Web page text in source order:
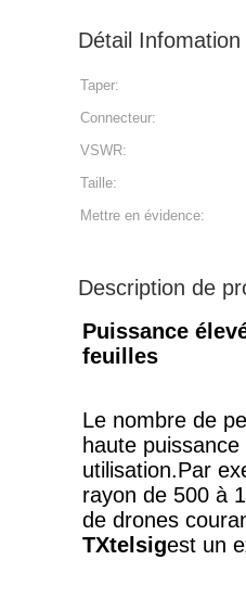
Détail Infomation
Taper:
Connecteur:
VSWR:
Taille:
Mettre en évidence:
Description de
Puissance
feuilles
Le nombre de
haute
utilisation.Par
rayon de 500 à
de drones
TXtelsigest un